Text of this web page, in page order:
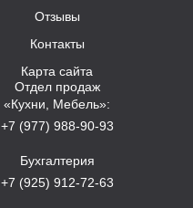
Отзывы
Контакты
Карта сайта
Отдел продаж
«Кухни, Мебель»:
+7 (977) 988-90-93
Бухгалтерия
+7 (925) 912-72-63